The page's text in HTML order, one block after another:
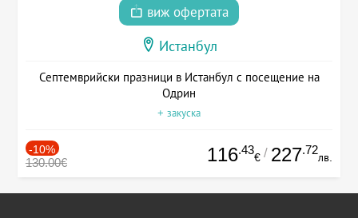
виж офертата
Истанбул
Септемврийски празници в Истанбул с посещение на
Одрин
+ закуска
-10%
130.00€ 116.43
€ / 227.72
лв.